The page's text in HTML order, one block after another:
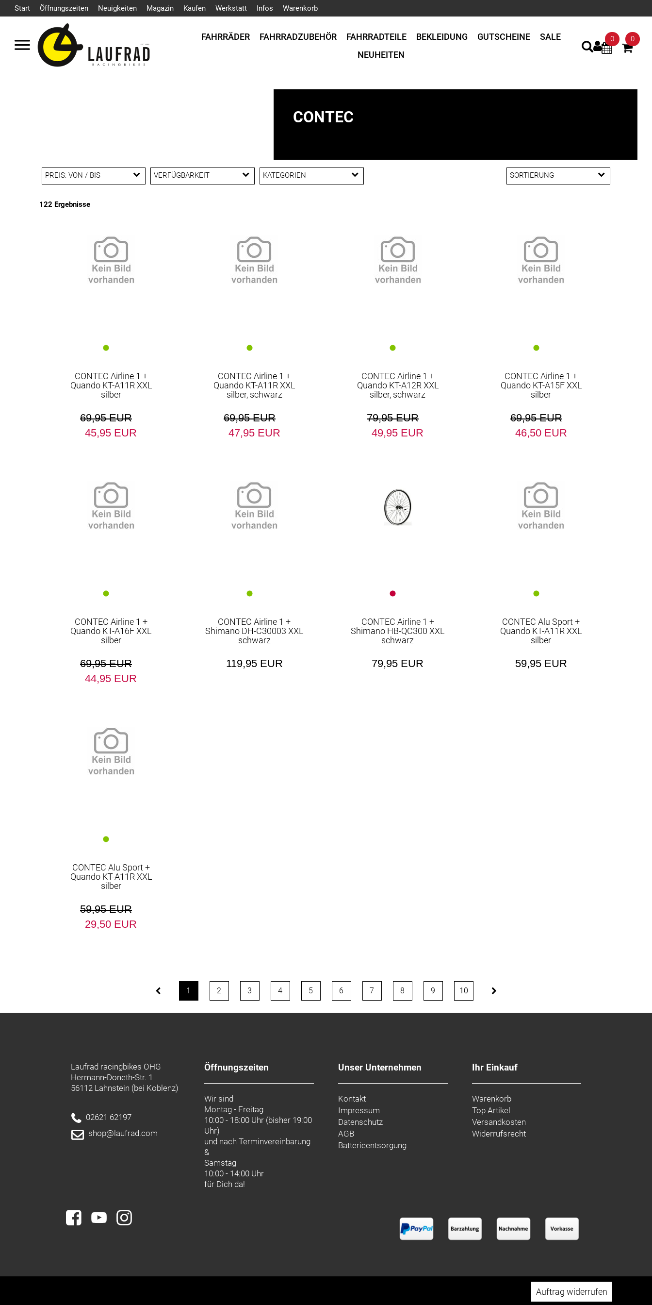
Start Öffnungszeiten Neuigkeiten Magazin Kaufen Werkstatt Infos Warenkorb
FAHRRÄDER FAHRRADZUBEHÖR FAHRRADTEILE BEKLEIDUNG GUTSCHEINE
SALE
NEUHEITEN
0 0
CONTEC
SORTIERUNG
PREIS: VON / BIS VERFÜGBARKEIT KATEGORIEN
Fahrradanhänger
Ketten
Kettenblätter
Schutzbleche
Steuersätze
Werkzeuge
122 Ergebnisse
CONTEC Airline 1 +
Quando KT-A11R XXL
silber
69,95 EUR
45,95 EUR
CONTEC Airline 1 +
Quando KT-A11R XXL
silber, schwarz
69,95 EUR
47,95 EUR
CONTEC Airline 1 +
Quando KT-A12R XXL
silber, schwarz
79,95 EUR
49,95 EUR
CONTEC Airline 1 +
Quando KT-A15F XXL
silber
69,95 EUR
46,50 EUR
CONTEC Airline 1 +
Quando KT-A16F XXL
silber
69,95 EUR
44,95 EUR
CONTEC Airline 1 +
Shimano DH-C30003 XXL
schwarz
119,95 EUR
CONTEC Airline 1 +
Shimano HB-QC300 XXL
schwarz
79,95 EUR
CONTEC Alu Sport +
Quando KT-A11R XXL
silber
59,95 EUR
CONTEC Alu Sport +
Quando KT-A11R XXL
silber
59,95 EUR
29,50 EUR
1 2 3 4 5 6 7 8 9 10
Laufrad racingbikes OHG
Hermann-Doneth-Str. 1
56112 Lahnstein (bei Koblenz)
02621 62197
shop@laufrad.com
Öffnungszeiten
Wir sind
Montag - Freitag
10:00 - 18:00 Uhr (bisher 19:00
Uhr)
und nachTerminvereinbarung
&
Samstag
10:00 - 14:00 Uhr
für Dich da!
Unser Unternehmen
Kontakt
Impressum
Datenschutz
AGB
Batterieentsorgung
Ihr Einkauf
Warenkorb
Top Artikel
Versandkosten
Widerrufsrecht
Auftrag widerrufen